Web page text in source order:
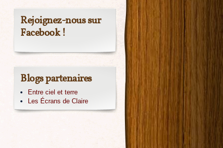
Rejoignez-nous sur
Facebook !
Blogs partenaires
Entre ciel et terre
Les Écrans de Claire